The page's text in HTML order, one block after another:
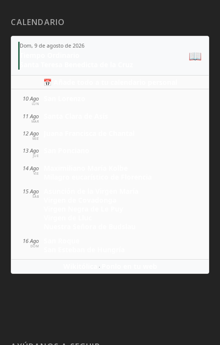
CALENDARIO
Dom, 9 de agosto de 2026
📖
📅 Añade todo a tu calendario personal
10 Ago
LUN
11 Ago
MAR
12 Ago
MIÉ
13 Ago
JUE
14 Ago
VIE
15 Ago
SÁB
16 Ago
DOM
·